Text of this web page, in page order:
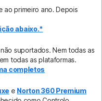
primeiro ano. Depois
abaixo.*
suportados. Nem todas as
todas as plataformas.
completos
e Norton 360 Premium